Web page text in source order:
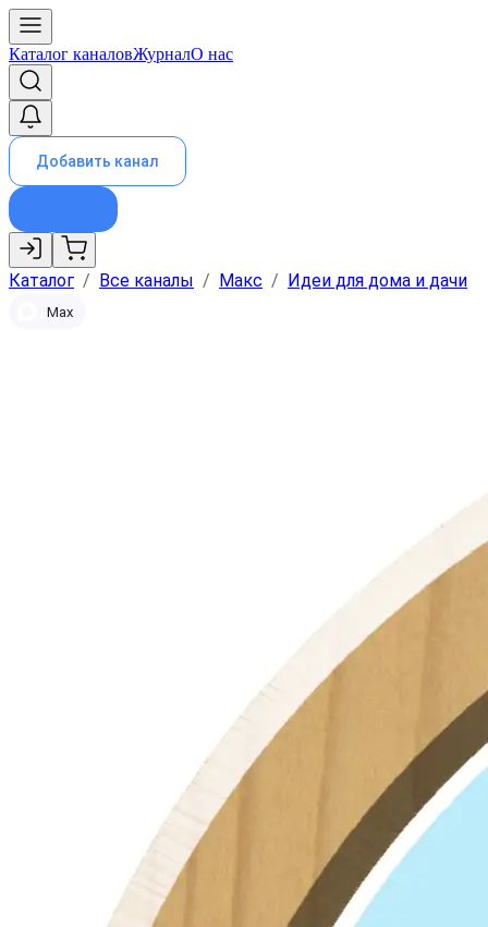
Каталог каналовЖурналО нас
Добавить канал
Каталог / Все каналы / Макс / Идеи для дома и дачи
Max